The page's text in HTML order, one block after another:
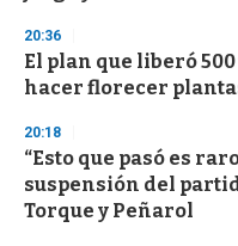
20:36
El plan que liberó
hacer florecer
20:18
“Esto que pasó es
suspensión del
Torque y Peñarol